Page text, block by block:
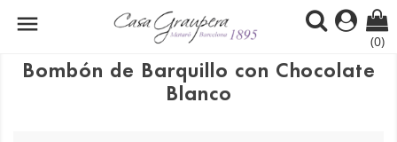

(0)
Bombón de Barquillo con Chocolate
Blanco